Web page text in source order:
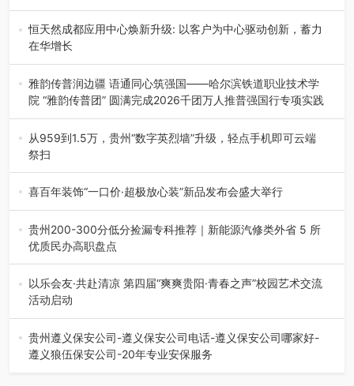
2026年7月21日，2026年“贵州很值得”暨抖音“心动目的
地”（贵州站）主题…
恒天然成都应用中心焕新升级: 以客户为中心驱动创新，蓄力
在华增长
融合全球研发实力与本土洞察，深化客户共创，赋能西南市
场创新发展 （7月27日，成…
雅韵传普润边疆 语通同心筑强国——哈尔滨铁道职业技术学
院 “雅韵传普团” 圆满完成2026千团万人推普强国行专项实践
为扎实推进2026“千团万人推普强国行”大学生暑期社会实
践，牢牢紧扣 “雅韵传普…
从959到1.5万，贵州“数字英烈墙”升级，轻点手机即可云端
祭扫
八一建军节到来之际，由贵州省退役军人事务厅指导，贵阳
市退役军人事务局联合贵州广电…
喜百年装饰“一口价·超极放心装”新品发布会盛大举行
2026年7月31日，喜百年装饰“一口价·超极放心装”新品发布
会在贵阳隆重举行。…
贵州200-300分低分捡漏专科推荐｜新能源汽修类外省 5 所
优质民办高职盘点
在贵州省高考志愿填报体系中，200至300分数段考生可选择
的省内工科、新能源汽车…
以乐会友·共赴清凉 第四届“爽爽贵阳·青春之声”校园艺术交流
活动启动
七月的贵阳，清风送爽，第四届“爽爽贵阳·青春之声”校园管
弦乐（合唱）艺术交流活动…
贵州遵义保安公司-遵义保安公司电话-遵义保安公司哪家好-
遵义狼伍保安公司-20年专业安保服务